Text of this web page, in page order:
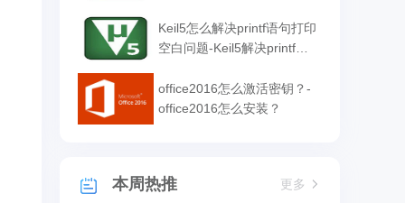
到定义处的方法
Keil5怎么解决printf语句打印
空白问题-Keil5解决printf语
office2016怎么激活密钥？-
office2016怎么安装？
本周热推 更多